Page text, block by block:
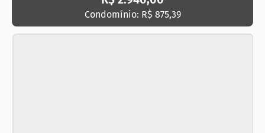
Condomínio: R$ 875,39